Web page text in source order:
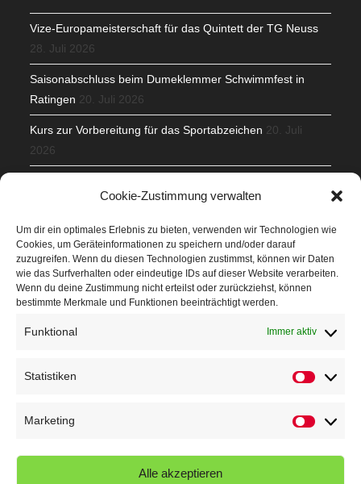
Cookie-Zustimmung verwalten
Um dir ein optimales Erlebnis zu bieten, verwenden wir Technologien wie
Cookies, um Geräteinformationen zu speichern und/oder darauf
zuzugreifen. Wenn du diesen Technologien zustimmst, können wir Daten
wie das Surfverhalten oder eindeutige IDs auf dieser Website verarbeiten.
Wenn du deine Zustimmung nicht erteilst oder zurückziehst, können
bestimmte Merkmale und Funktionen beeinträchtigt werden.
Funktional Immer aktiv
Statistiken
Marketing
Alle akzeptieren
Vize-Europameisterschaft für das Quintett der TG Neuss
28. Juli 2026
Saisonabschluss beim Dumeklemmer Schwimmfest in
Ratingen 20. Juli 2026
Kurs zur Vorbereitung für das Sportabzeichen 20. Juli
2026
Veranstaltungen
Höffner Run
Kindersportfest